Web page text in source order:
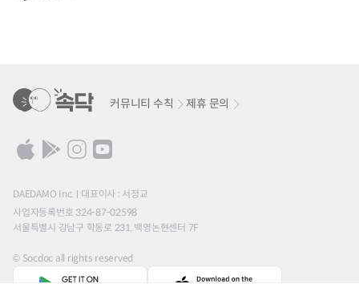
커뮤니티 수칙 제휴 문의
DAEDAMO Inc.
대표이사 : 서정교
사업자등록번호 324-87-02598
서울특별시 강남구 학동로 231, 백영논현센터 7F
© Socdoc all rights reserved